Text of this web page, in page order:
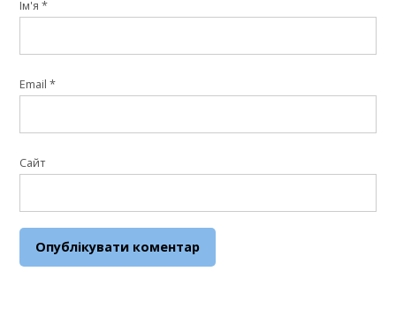
Ім'я*
Email*
Сайт